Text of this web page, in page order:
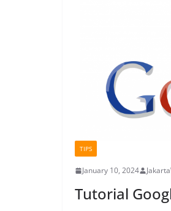
TIPS
January 10, 2024
Tutorial